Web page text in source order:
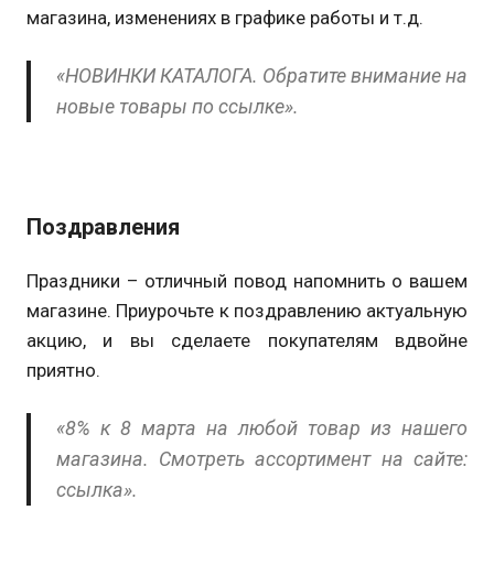
магазина, изменениях в графике работы и т.д.
«НОВИНКИ КАТАЛОГА. Обратите внимание на
новые товары по ссылке».
Поздравления
Праздники – отличный повод напомнить о вашем
магазине. Приурочьте к поздравлению актуальную
акцию, и вы сделаете покупателям вдвойне
приятно.
«8% к 8 марта на любой товар из нашего
магазина. Смотреть ассортимент на сайте:
ссылка».